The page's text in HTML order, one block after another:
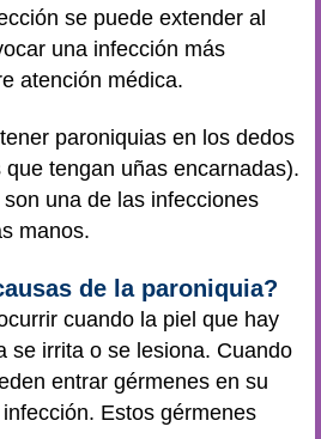
se puede extender al
una infección más
atención médica.
paroniquias en los dedos
tengan uñas encarnadas).
una de las infecciones
manos.
de la paroniquia?
cuando la piel que hay
se irrita o se lesiona. Cuando
entrar gérmenes en su
Estos gérmenes